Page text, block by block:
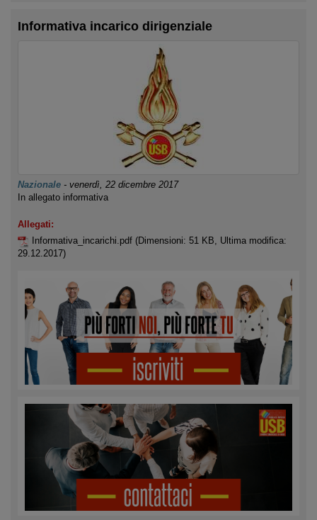
Informativa incarico dirigenziale
Nazionale - venerdì, 22 dicembre 2017
In allegato informativa
Allegati:
Informativa_incarichi.pdf (Dimensioni: 51 KB, Ultima modifica:
29.12.2017)